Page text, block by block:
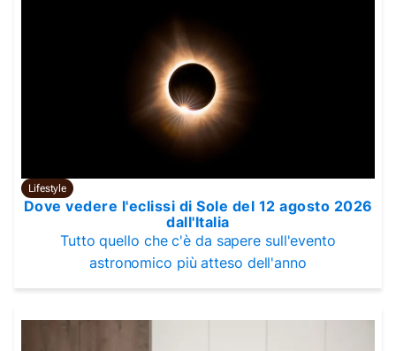
Lifestyle
Dove vedere l'eclissi di Sole del 12 agosto 2026
dall'Italia
Tutto quello che c'è da sapere sull'evento
astronomico più atteso dell'anno